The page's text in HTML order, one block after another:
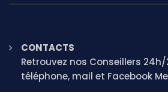
CONTACTS
Retrouvez nos Conseillers
téléphone, mail et Facebook